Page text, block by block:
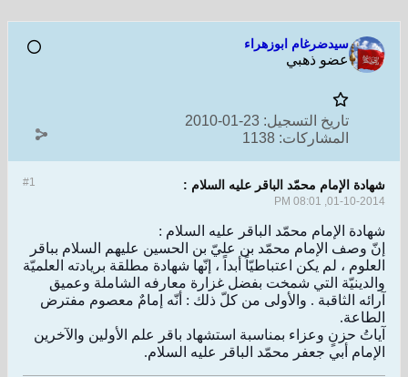
سيدضرغام ابوزهراء
عضو ذهبي
تاريخ التسجيل: 23-01-2010
المشاركات: 1138
#1 شهادة الإمام محمّد الباقر عليه السلام :
01-10-2014, 08:01 PM
شهادة الإمام محمّد الباقر عليه السلام :
إنّ وصف الإمام محمّد بن عليّ بن الحسين عليهم السلام بباقر
العلوم ، لم يكن اعتباطيّاً أبداً ، إنّها شهادة مطلقة بريادته العلميّة
والدينيّة التي شمخت بفضل غزارة معارفه الشاملة وعميق
آرائه الثاقبة . والأولى من كلّ ذلك : أنّه إمامٌ معصوم مفترض
الطاعة.
آياتُ حزنٍ وعزاء بمناسبة استشهاد باقر علم الأولين والآخرين
الإمام أبي جعفر محمّد الباقر عليه السلام.